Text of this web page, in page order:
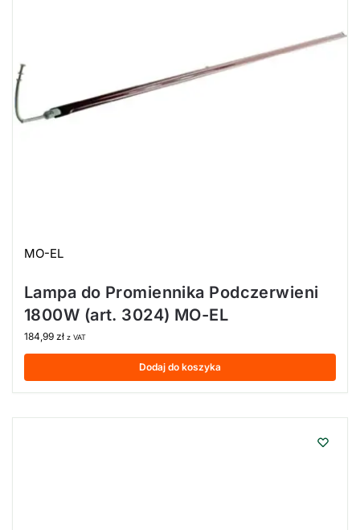
MO-EL
Lampa do Promiennika Podczerwieni
1800W (art. 3024) MO-EL
184,99 zł z VAT
Dodaj do koszyka